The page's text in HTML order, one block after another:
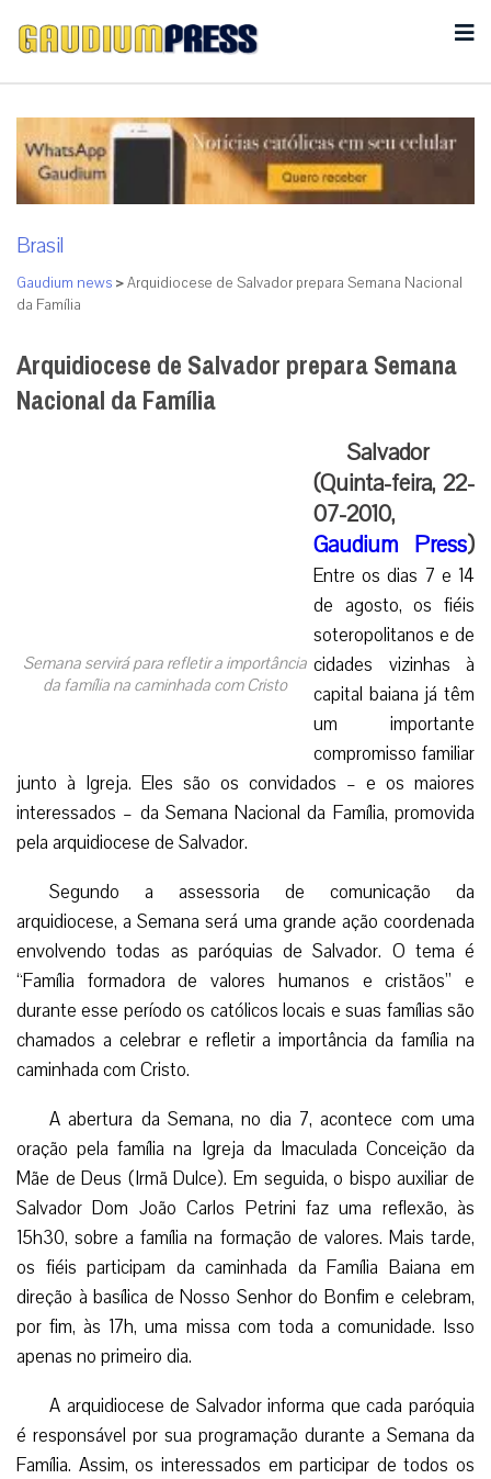
Brasil
Gaudium news >Arquidiocese de Salvador prepara Semana Nacional
da Família
Arquidiocese de Salvador prepara Semana
Nacional da Família
Semana servirá para refletir a importância
da família na caminhada com Cristo
Salvador
(Quinta-feira, 22-
07-2010,
Gaudium Press)
Entre os dias 7 e 14
de agosto, os fiéis
soteropolitanos e de
cidades vizinhas à
capital baiana já têm
um importante
compromisso familiar
junto à Igreja. Eles são os convidados – e os maiores
interessados – da Semana Nacional da Família, promovida
pela arquidiocese de Salvador.
Segundo a assessoria de comunicação da
arquidiocese, a Semana será uma grande ação coordenada
envolvendo todas as paróquias de Salvador. O tema é
“Família formadora de valores humanos e cristãos” e
durante esse período os católicos locais e suas famílias são
chamados a celebrar e refletir a importância da família na
caminhada com Cristo.
A abertura da Semana, no dia 7, acontece com uma
oração pela família na Igreja da Imaculada Conceição da
Mãe de Deus (Irmã Dulce). Em seguida, o bispo auxiliar de
Salvador Dom João Carlos Petrini faz uma reflexão, às
15h30, sobre a família na formação de valores. Mais tarde,
os fiéis participam da caminhada da Família Baiana em
direção à basílica de Nosso Senhor do Bonfim e celebram,
por fim, às 17h, uma missa com toda a comunidade. Isso
apenas no primeiro dia.
A arquidiocese de Salvador informa que cada paróquia
é responsável por sua programação durante a Semana da
Família. Assim, os interessados em participar de todos os